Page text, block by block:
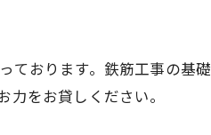
おります。鉄筋工事の基
をお貸しください。
合わせはこちら